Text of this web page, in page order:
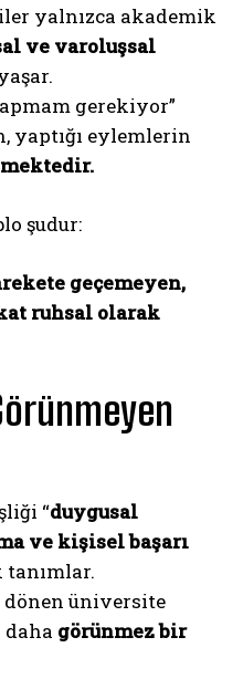
yalnızca akademik
ve varoluşsal
gerekiyor”
yaptığı eylemlerin
şudur:
geçemeyen,
ruhsal olarak
“duygusal
ve kişisel başarı
tanımlar.
dönen üniversite
daha görünmez bir